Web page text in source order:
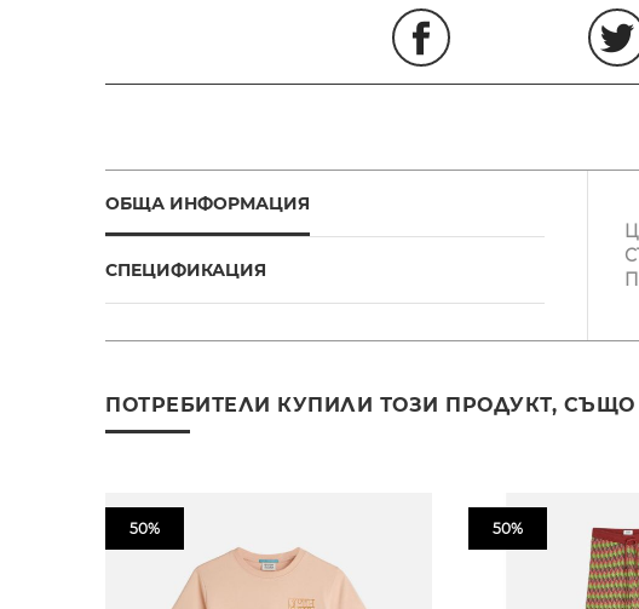
ОБЩА ИНФОРМАЦИЯ
СПЕЦИФИКАЦИЯ
ПОТРЕБИТЕЛИ КУПИЛИ ТОЗИ ПРОДУКТ,
50% 50%